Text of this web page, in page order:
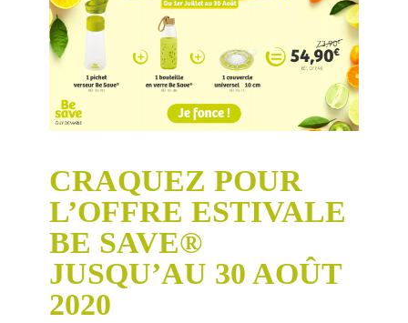
CRAQUEZ POUR
L’OFFRE ESTIVALE
BE SAVE®
JUSQU’AU 30 AOÛT
2020